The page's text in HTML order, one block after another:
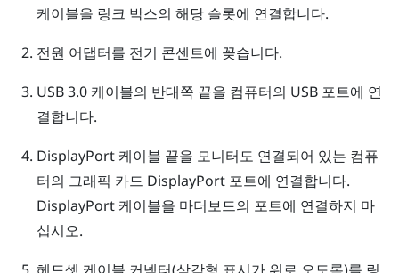
케이블을 링크 박스의 해당 슬롯에 연결합니다.
전원 어댑터를 전기 콘센트에 꽂습니다.
USB 3.0 케이블의 반대쪽 끝을 컴퓨터의 USB 포트에 연
결합니다.
DisplayPort케이블 끝을 모니터도 연결되어 있는 컴퓨
터의 그래픽 카드 DisplayPort포트에 연결합니다.
DisplayPort케이블을 마더보드의 포트에 연결하지 마
십시오.